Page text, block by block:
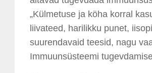
„Külmetuse ja köha korral
liivateed, harilikku punet,
suurendavaid teesid, nagu
Immuunsüsteemi